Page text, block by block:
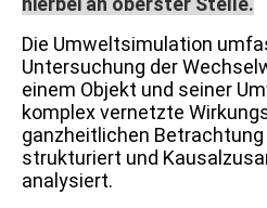
Die Umweltsimulation
Untersuchung der
einem Objekt und seiner
komplex vernetzte
ganzheitlichen
strukturiert und
analysiert.